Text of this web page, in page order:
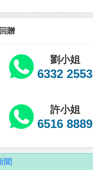
贈
劉小姐
6332 2553
許小姐
6516 8889
聞